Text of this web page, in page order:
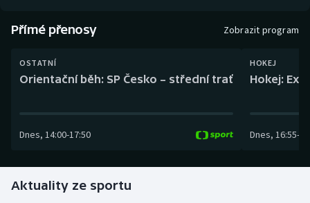
Curling
Dostihy
Gymnastika
Přímé přenosy Zobrazit program
OSTATNÍ
Orientační běh: SP Česko – střední trať
Dnes, 14:00-17:50
HOKEJ
Hokej:
Dnes, 16:55-
Aktuality ze sportu